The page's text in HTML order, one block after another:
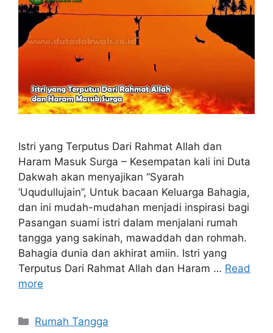
Istri yang Terputus Dari Rahmat Allah dan
Haram Masuk Surga – Kesempatan kali ini Duta
Dakwah akan menyajikan “Syarah
‘Uqudullujain”, Untuk bacaan Keluarga Bahagia,
dan ini mudah-mudahan menjadi inspirasi bagi
Pasangan suami istri dalam menjalani rumah
tangga yang sakinah, mawaddah dan rohmah.
Bahagia dunia dan akhirat amiin. Istri yang
Terputus Dari Rahmat Allah dan Haram … Read
more
Categories
Rumah Tangga